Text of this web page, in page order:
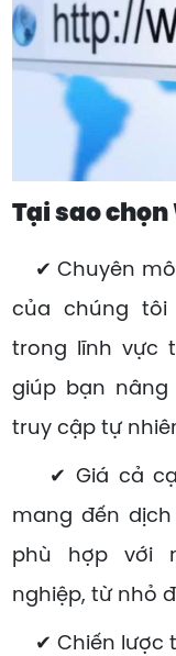
Tại sao chọn
✔ Chuyên
của chúng tôi
trong lĩnh vực
giúp bạn
truy cập tự
✔ Giá cả
mang đến
phù hợp với
nghiệp, từ nhỏ
✔ Chiến lược